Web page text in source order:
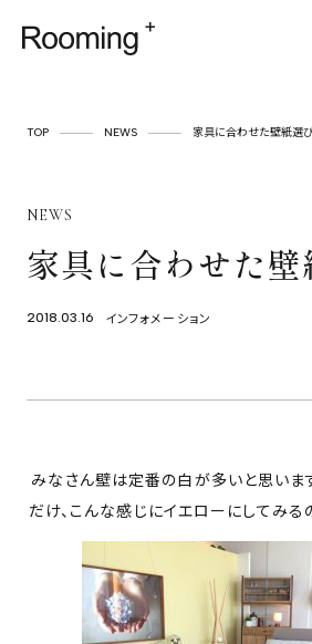
CASES
ITEM
SHOP
PROJECTS
NEWS
TOP NEWS 家具に合わせた壁紙選
NEWS
家具に合わせた壁
2018.03.16 インフォメーション
みなさん壁は定番の白が多いと思いま
だけ、こんな感じにイエローにしてみる